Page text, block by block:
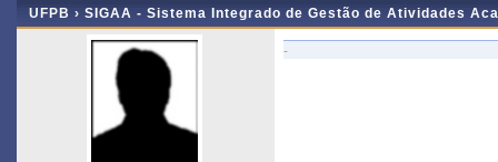
UFPB › SIGAA - Sistema Integrado de Gestão de Atividades
-